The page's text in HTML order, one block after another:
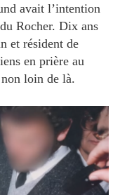
avait l’intention
Rocher. Dix ans
et résident de
en prière au
loin de là.